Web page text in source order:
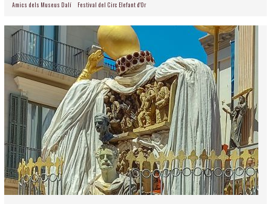
Amics dels Museus Dalí Festival del Circ Elefant d'Or